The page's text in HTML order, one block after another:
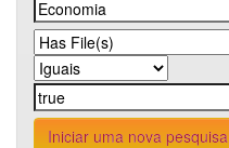
Iniciar uma nova pesquisa